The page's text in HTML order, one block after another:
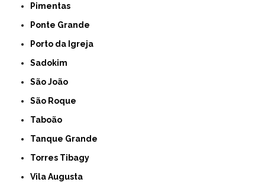
Pimentas
Ponte Grande
Porto da Igreja
Sadokim
São João
São Roque
Taboão
Tanque Grande
Torres Tibagy
Vila Augusta